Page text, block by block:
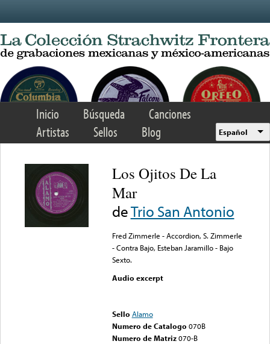
Inicio Búsqueda
Canciones
Artistas
Sellos Blog Español
Los Ojitos De La
Mar
deTrio San Antonio
Fred Zimmerle - Accordion, S. Zimmerle
- Contra Bajo, Esteban Jaramillo - Bajo
Sexto.
Audio excerpt
Sello Alamo
Numero de Catalogo 070B
Numero de Matriz 070-B